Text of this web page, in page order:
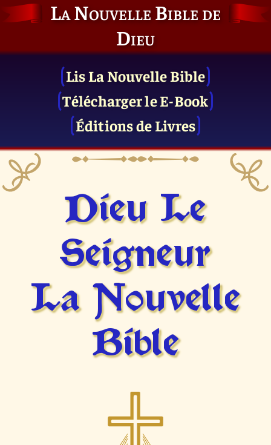
La Nouvelle Bible de
Dieu
Lis La Nouvelle Bible
Télécharger le E-Book
Éditions de Livres
Dieu Le
Seigneur
La Nouvelle
Bible